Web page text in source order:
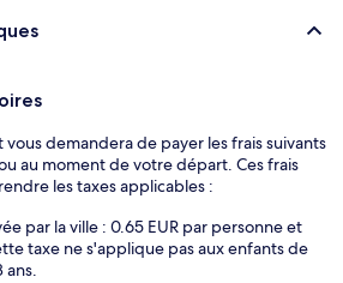
vous demandera de payer les frais suivants
au moment de votre départ. Ces frais
les taxes applicables :
par la ville : 0.65 EUR par personne et
taxe ne s'applique pas aux enfants de
ans.